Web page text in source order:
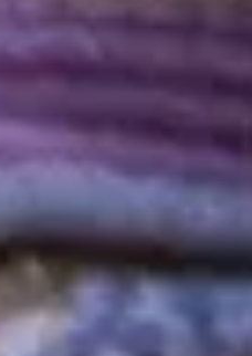
equipo política de envíos